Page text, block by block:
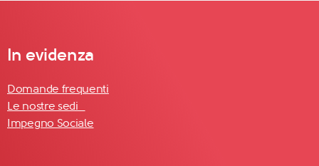
In evidenza
Domande frequenti
Le nostre sedi
Impegno Sociale